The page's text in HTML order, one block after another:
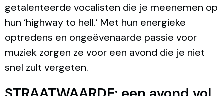
getalenteerde vocalisten die je meenemen op
hun ‘highway to hell.’ Met hun energieke
optredens en ongeëvenaarde passie voor
muziek zorgen ze voor een avond die je niet
snel zult vergeten.